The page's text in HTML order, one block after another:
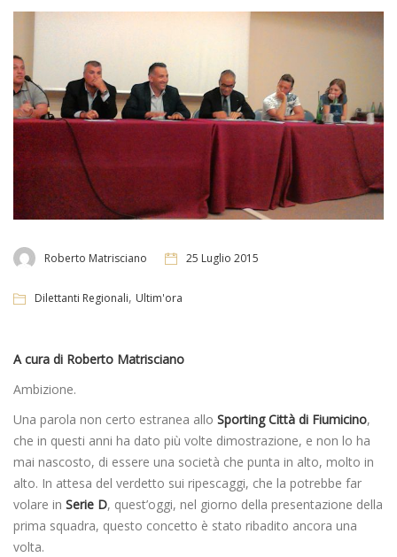
Roberto Matrisciano 25 Luglio 2015
Dilettanti Regionali, Ultim'ora
A cura di Roberto Matrisciano
Ambizione.
Una parola non certo estranea allo Sporting Città di Fiumicino,
che in questi anni ha dato più volte dimostrazione, e non lo ha
mai nascosto, di essere una società che punta in alto, molto in
alto. In attesa del verdetto sui ripescaggi, che la potrebbe far
volare in Serie D, quest’oggi, nel giorno della presentazione della
prima squadra, questo concetto è stato ribadito ancora una
volta.